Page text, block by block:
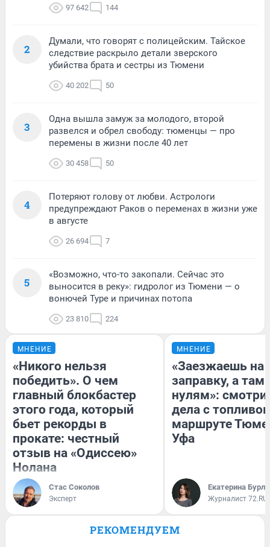
97 642 144
2
Думали, что говорят с полицейским. Тайское
следствие раскрыло детали зверского
убийства брата и сестры из Тюмени
40 202 50
3
Одна вышла замуж за молодого, второй
развелся и обрел свободу: тюменцы — про
перемены в жизни после 40 лет
30 458 50
4
Потеряют голову от любви. Астрологи
предупреждают Раков о переменах в жизни уже
в августе
26 694 7
5
«Возможно, что-то закопали. Сейчас это
выносится в реку»: гидролог из Тюмени — о
вонючей Туре и причинах потопа
23 810 224
МНЕНИЕ
«Никого нельзя
победить». О чем
главный блокбастер
этого года, который
бьет рекорды в
прокате: честный
отзыв на «Одиссею»
Нолана
Стас Соколов
Эксперт
МНЕНИЕ
«Заезжаешь на
заправку, а там
нулям»:
дела с
маршруте
Уфа
Екатерина
Журналист 72.RU
РЕКОМЕНДУЕМ